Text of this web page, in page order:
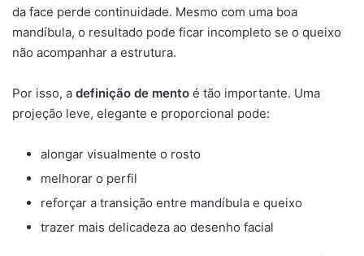
da face perde continuidade. Mesmo com uma boa
mandíbula, o resultado pode ficar incompleto se o queixo
não acompanhar a estrutura.
Por isso, a definição de mento é tão importante. Uma
projeção leve, elegante e proporcional pode:
alongar visualmente o rosto
melhorar o perfil
reforçar a transição entre mandíbula e queixo
trazer mais delicadeza ao desenho facial